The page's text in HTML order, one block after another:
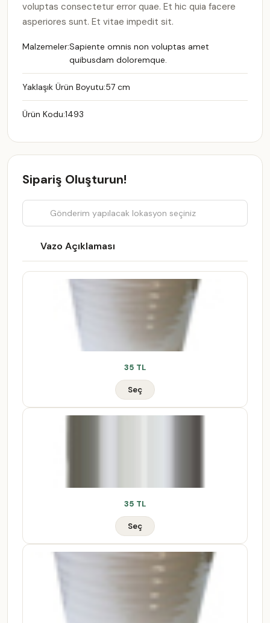
voluptas consectetur error quae. Et hic quia facere
asperiores sunt. Et vitae impedit sit.
Malzemeler:Sapiente omnis non voluptas amet
quibusdam doloremque.
Yaklaşık Ürün Boyutu:57 cm
Ürün Kodu:1493
Sipariş Oluşturun!
Vazo Açıklaması
35 TL
Seç
35 TL
Seç